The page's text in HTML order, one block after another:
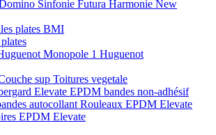
Sinfonie Futura Harmonie New
plates BMI
Monopole 1 Huguenot
sup Toitures vegetale
Elevate EPDM bandes non-adhésif
autocollant Rouleaux EPDM Elevate
EPDM Elevate